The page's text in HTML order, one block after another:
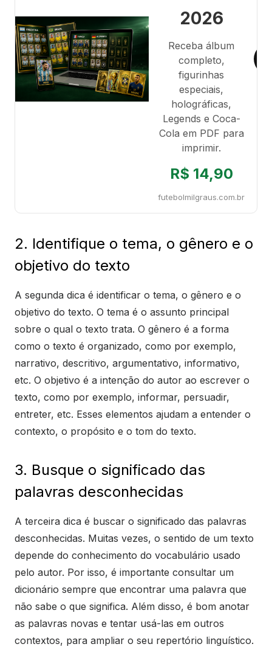
2026
Receba álbum
completo,
figurinhas
especiais,
holográficas,
Legends e Coca-
Cola em PDF para
imprimir.
R$ 14,90
futebolmilgraus.com.br
2. Identifique o tema, o gênero e o
objetivo do texto
A segunda dica é identificar o tema, o gênero e o
objetivo do texto. O tema é o assunto principal
sobre o qual o texto trata. O gênero é a forma
como o texto é organizado, como por exemplo,
narrativo, descritivo, argumentativo, informativo,
etc. O objetivo é a intenção do autor ao escrever o
texto, como por exemplo, informar, persuadir,
entreter, etc. Esses elementos ajudam a entender o
contexto, o propósito e o tom do texto.
3. Busque o significado das
palavras desconhecidas
A terceira dica é buscar o significado das palavras
desconhecidas. Muitas vezes, o sentido de um texto
depende do conhecimento do vocabulário usado
pelo autor. Por isso, é importante consultar um
dicionário sempre que encontrar uma palavra que
não sabe o que significa. Além disso, é bom anotar
as palavras novas e tentar usá-las em outros
contextos, para ampliar o seu repertório linguístico.